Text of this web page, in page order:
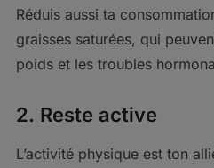
Réduis aussi ta
graisses saturées, qui
poids et les troubles
2. Reste active
L’activité physique est ton